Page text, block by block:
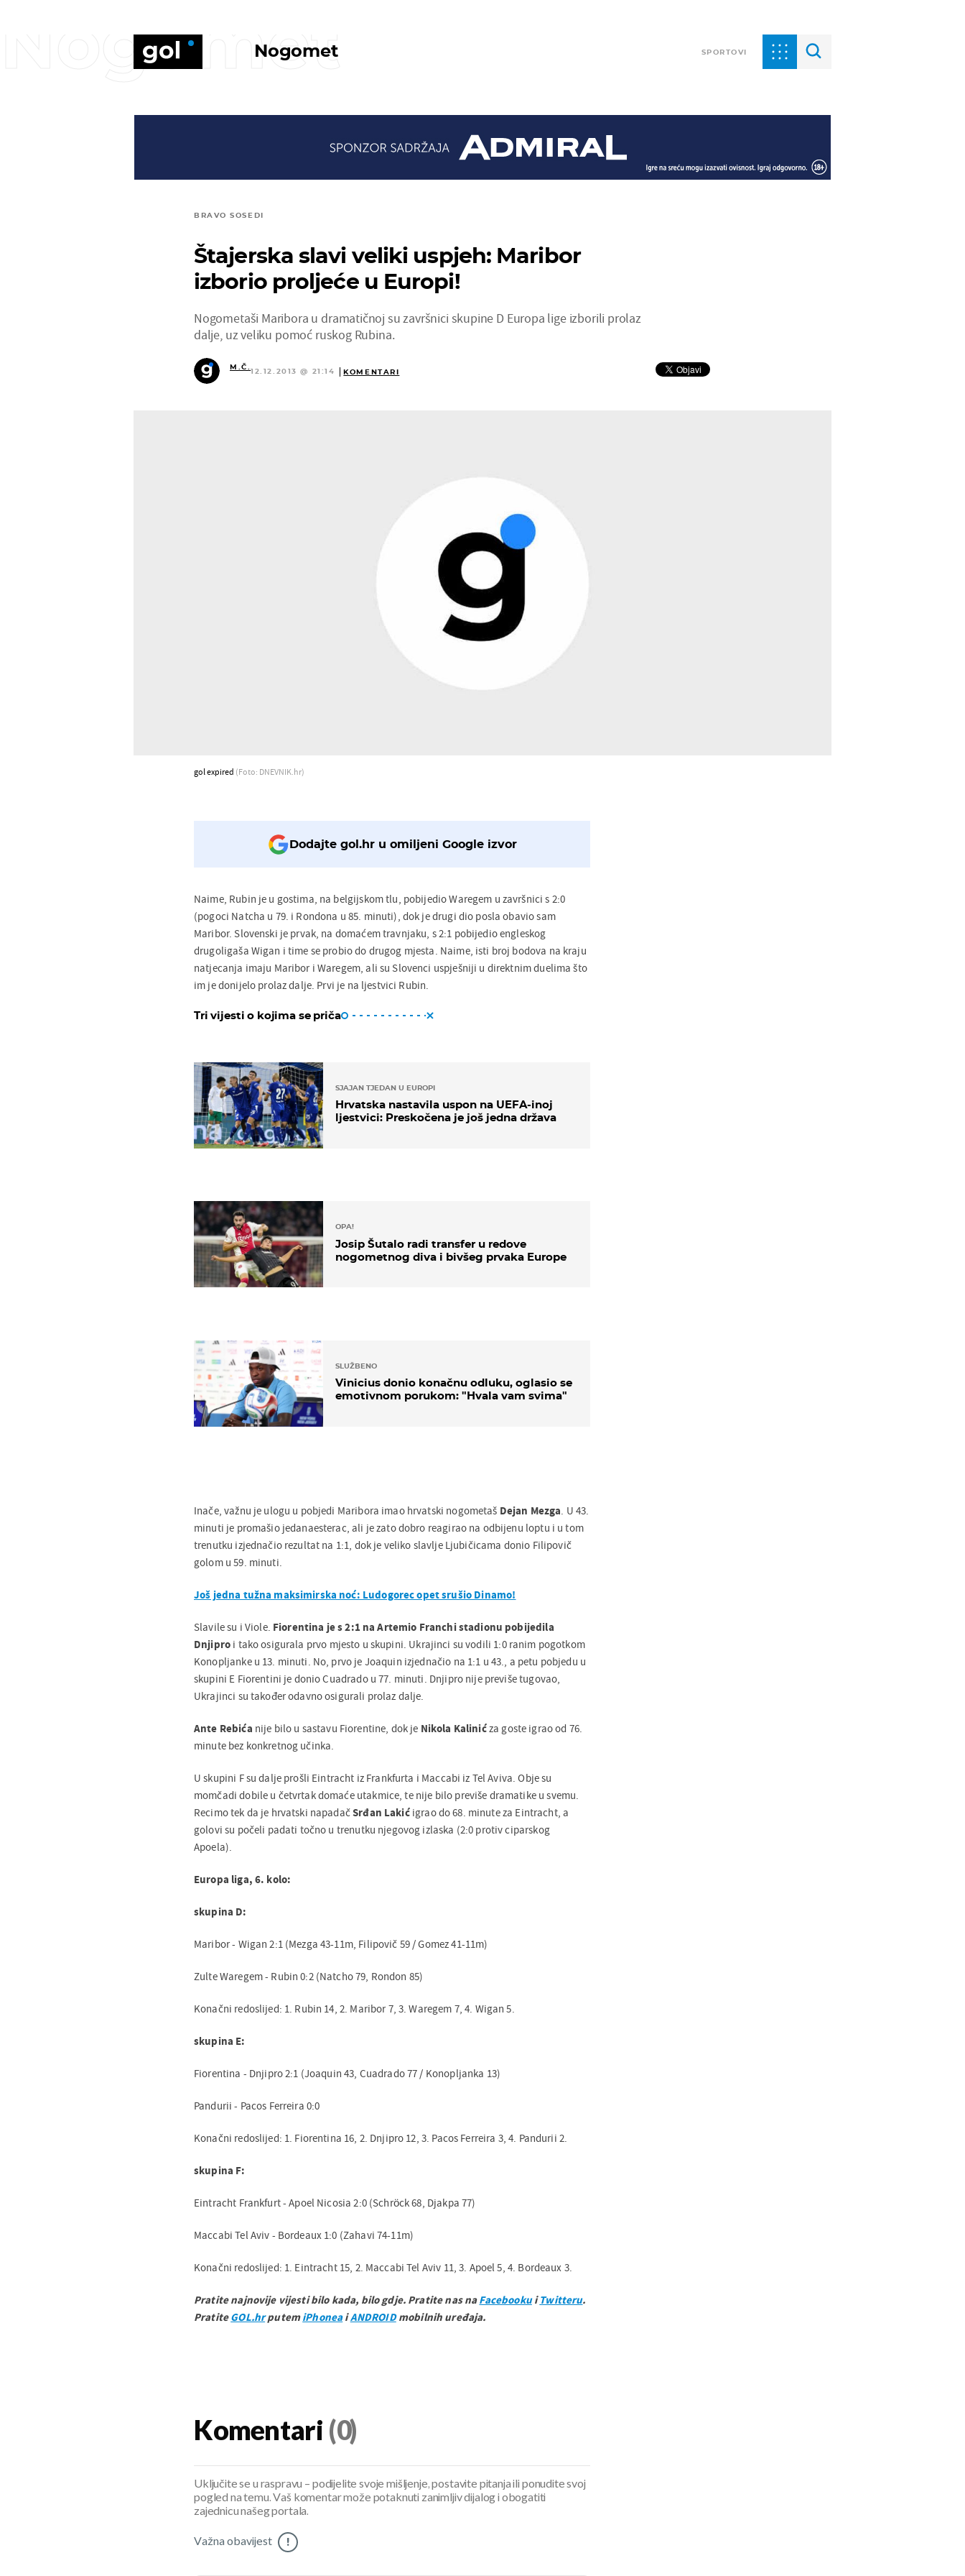
Nogomet SPORTOVI
Nogomet
BRAVO SOSEDI
Štajerska slavi veliki uspjeh: Maribor
izborio proljeće u Europi!
Nogometaši Maribora u dramatičnoj su završnici skupine D Europa lige izborili prolaz
dalje, uz veliku pomoć ruskog Rubina.
M.Č.
12.12.2013 @ 21:14 KOMENTARI
gol expired (Foto: DNEVNIK.hr)
Dodajte gol.hr u omiljeni Google izvor
Naime, Rubin je u gostima, na belgijskom tlu, pobijedio Waregem u završnici s 2:0
(pogoci Natcha u 79. i Rondona u 85. minuti), dok je drugi dio posla obavio sam
Maribor. Slovenski je prvak, na domaćem travnjaku, s 2:1 pobijedio engleskog
drugoligaša Wigan i time se probio do drugog mjesta. Naime, isti broj bodova na kraju
natjecanja imaju Maribor i Waregem, ali su Slovenci uspješniji u direktnim duelima što
im je donijelo prolaz dalje. Prvi je na ljestvici Rubin.
Tri vijesti o kojima se priča
SJAJAN TJEDAN U EUROPI
Hrvatska nastavila uspon na UEFA-inoj
ljestvici: Preskočena je još jedna država
OPA!
Josip Šutalo radi transfer u redove
nogometnog diva i bivšeg prvaka Europe
SLUŽBENO
Vinicius donio konačnu odluku, oglasio se
emotivnom porukom: "Hvala vam svima"
Inače, važnu je ulogu u pobjedi Maribora imao hrvatski nogometaš Dejan Mezga. U 43.
minuti je promašio jedanaesterac, ali je zato dobro reagirao na odbijenu loptu i u tom
trenutku izjednačio rezultat na 1:1, dok je veliko slavlje Ljubičicama donio Filipovič
golom u 59. minuti.
Još jedna tužna maksimirska noć: Ludogorec opet srušio Dinamo!
Slavile su i Viole. Fiorentina je s 2:1 na Artemio Franchi stadionu pobijedila
Dnjipro i tako osigurala prvo mjesto u skupini. Ukrajinci su vodili 1:0 ranim pogotkom
Konopljanke u 13. minuti. No, prvo je Joaquin izjednačio na 1:1 u 43., a petu pobjedu u
skupini E Fiorentini je donio Cuadrado u 77. minuti. Dnjipro nije previše tugovao,
Ukrajinci su također odavno osigurali prolaz dalje.
Ante Rebića nije bilo u sastavu Fiorentine, dok je Nikola Kalinićza goste igrao od 76.
minute bez konkretnog učinka.
U skupini F su dalje prošli Eintracht iz Frankfurta i Maccabi iz Tel Aviva. Obje su
momčadi dobile u četvrtak domaće utakmice, te nije bilo previše dramatike u svemu.
Recimo tek da je hrvatski napadačSrđan Lakićigrao do 68. minute za Eintracht, a
golovi su počeli padati točno u trenutku njegovog izlaska (2:0 protiv ciparskog
Apoela).
Europa liga, 6. kolo:
skupina D:
Maribor - Wigan 2:1 (Mezga 43-11m, Filipovič 59 / Gomez 41-11m)
Zulte Waregem - Rubin 0:2 (Natcho 79, Rondon 85)
Konačni redoslijed: 1. Rubin 14, 2. Maribor 7, 3. Waregem 7, 4. Wigan 5.
skupina E:
Fiorentina - Dnjipro 2:1 (Joaquin 43, Cuadrado 77 / Konopljanka 13)
Pandurii - Pacos Ferreira 0:0
Konačni redoslijed: 1. Fiorentina 16, 2. Dnjipro 12, 3. Pacos Ferreira 3, 4. Pandurii 2.
skupina F:
Eintracht Frankfurt - Apoel Nicosia 2:0 (Schröck 68, Djakpa 77)
Maccabi Tel Aviv - Bordeaux 1:0 (Zahavi 74-11m)
Konačni redoslijed: 1. Eintracht 15, 2. Maccabi Tel Aviv 11, 3. Apoel 5, 4. Bordeaux 3.
Pratite najnovije vijesti bilo kada, bilo gdje. Pratite nas naFacebookuiTwitteru.
PratiteGOL.hrputemiPhoneaiANDROIDmobilnih uređaja.
Komentari (0)
Uključite se u raspravu – podijelite svoje mišljenje, postavite pitanja ili ponudite svoj
pogled na temu. Vaš komentar može potaknuti zanimljiv dijalog i obogatiti
zajednicu našeg portala.
Važna obavijest !